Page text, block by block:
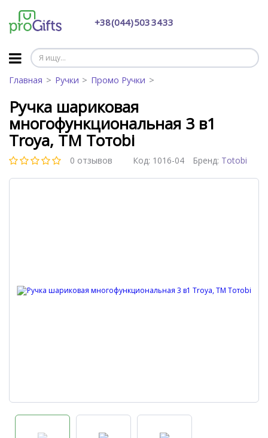
+38 (044) 503 34 33
Главная Ручки Промо Ручки
Ручка шариковая
многофункциональная 3 в1
Troya, ТМ Тотоbi
0 отзывов Бренд: Totobi
Код: 1016-04